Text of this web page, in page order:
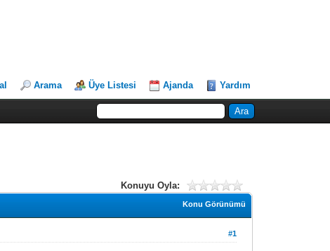
Arama Üye Listesi Ajanda Yardım
Konuyu Oyla:
Konu Görünümü
#1